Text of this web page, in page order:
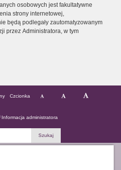
osobowych jest fakultatywne
strony internetowej,
będą podlegały zautomatyzowanym
przez Administratora, w tym
Czcionka
Informacja administratora